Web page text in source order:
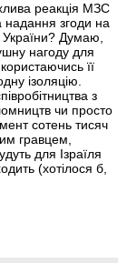
реакція МЗС
надання згоди на
України? Думаю,
нагоду для
її
ізоляцію.
з
чи просто
сотень тисяч
гравцем,
для Ізраїля
(хотілося б,